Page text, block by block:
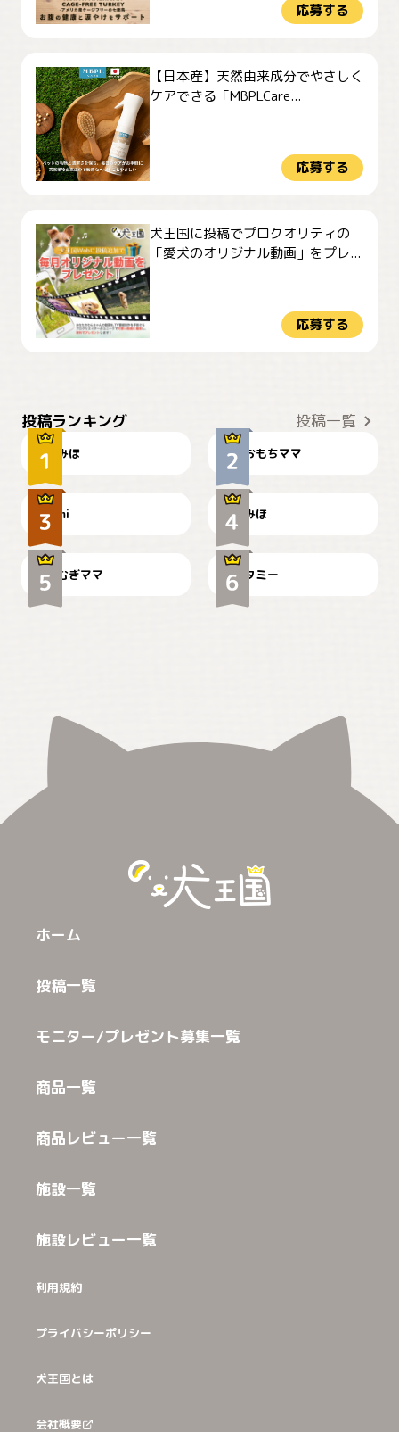
応募する
【日本産】天然由来成分でやさしく
ケアできる「MBPLCare...
応募する
犬王国に投稿でプロクオリティの
「愛犬のオリジナル動画」をプレ...
応募する
投稿ランキング 投稿一覧
みほ おもちママ
可愛い？
mi
見てるぞぉ
みほ
🌻とむぎ！
むぎママ
ドーベルマンのお友達邸に
て
タミー
ホーム
投稿一覧
モニター/プレゼント募集一覧
商品一覧
商品レビュー一覧
施設一覧
施設レビュー一覧
利用規約
プライバシーポリシー
犬王国とは
会社概要